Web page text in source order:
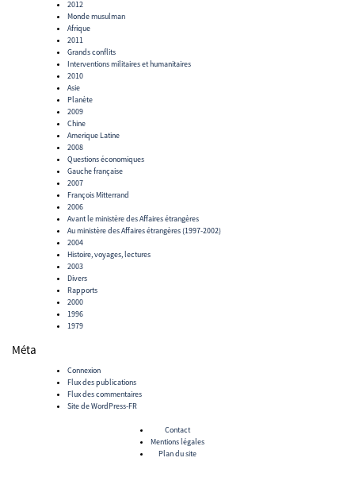
2012
Monde musulman
Afrique
2011
Grands conflits
Interventions militaires et humanitaires
2010
Asie
Planète
2009
Chine
Amerique Latine
2008
Questions économiques
Gauche française
2007
François Mitterrand
2006
Avant le ministère des Affaires étrangères
Au ministère des Affaires étrangères (1997-2002)
2004
Histoire, voyages, lectures
2003
Divers
Rapports
2000
1996
1979
Méta
Connexion
Flux des publications
Flux des commentaires
Site de WordPress-FR
Contact
Mentions légales
Plan du site